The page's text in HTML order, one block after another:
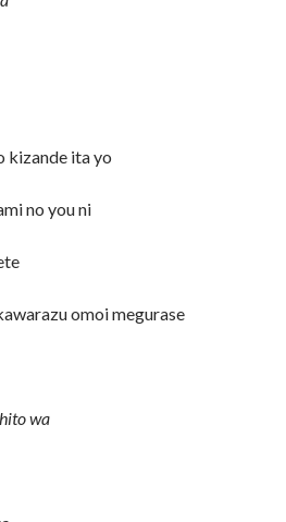
kizande ita yo
no you ni
omoi megurase
wa